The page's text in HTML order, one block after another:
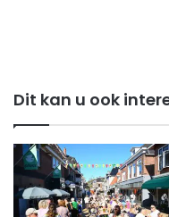
Dit kan u ook